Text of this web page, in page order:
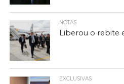
NOTAS
Liberou o rebite
EXCLUSIVAS